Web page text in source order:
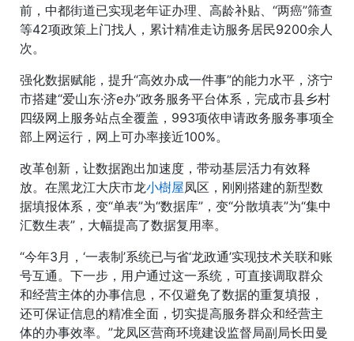
前，中都街道已实现老年证办理、高龄补贴、“两癌”筛查
等42项政策上门找人，累计精准走访服务居民9200余人
次。
强化数据赋能，提升“高效办成一件事”的能力水平，济宁
市搭建“爱山东·济e办”政务服务平台体系，完成市县乡村
四级网上服务站点全覆盖，993项依申请政务服务事项全
部上网运行，网上可办率接近100%。
改革创新，让数据跑出加速度，带动基层活力有效释
放。在黑龙江大庆市龙小樹屋凤区，刚刚搭建的新型数
据填报体系，变“单表”为“数据库”，变“分散填表”为“集中
汇数生表”，大幅提高了数据复用率。
“今年3月，‘一表制’系统已与省‘龙政通’实现技术关联和账
号互通。下一步，用户通过这一系统，可直接调取群众
和经营主体的办事信息，不仅避免了数据的重复填报，
还可保证信息的精准全面，切实提高服务群众和经营主
体的办事效率。”龙凤区营商环境建设监督局副局长田曼